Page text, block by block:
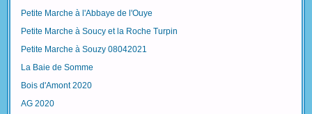
Petite Marche à l'Abbaye de l'Ouye
Petite Marche à Soucy et la Roche Turpin
Petite Marche à Souzy 08042021
La Baie de Somme
Bois d'Amont 2020
AG 2020